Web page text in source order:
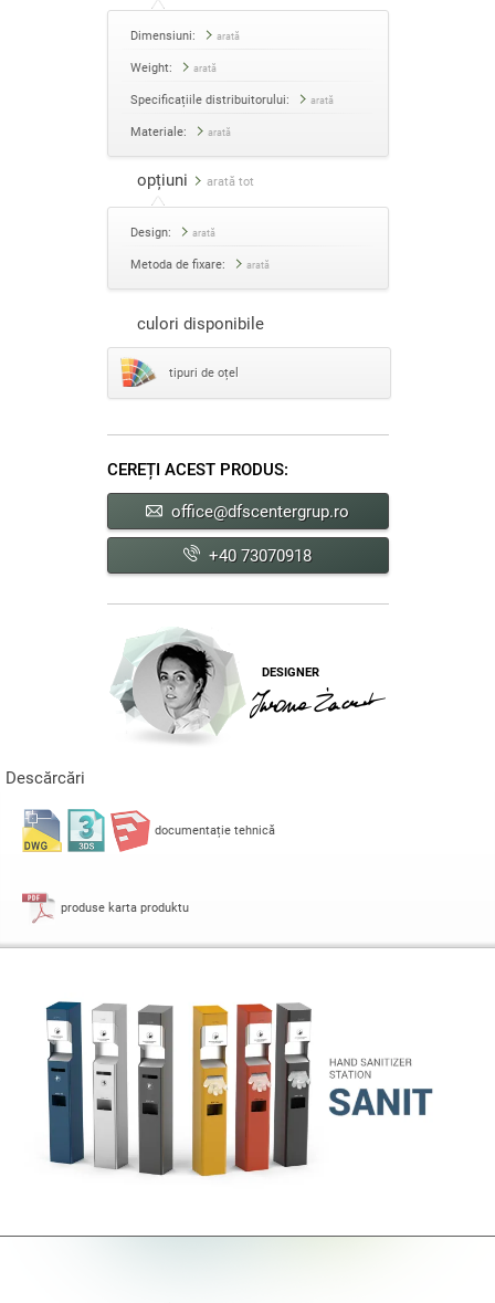
Dimensiuni: arată
Weight: arată
Specificațiile distribuitorului: arată
Materiale: arată
opțiuni arată tot
Design: arată
Metoda de fixare: arată
culori disponibile
tipuri de oțel
CEREȚI ACEST PRODUS:
office@dfscentergrup.ro
+40 73070918
DESIGNER
Descărcări
documentație tehnică
produse karta produktu